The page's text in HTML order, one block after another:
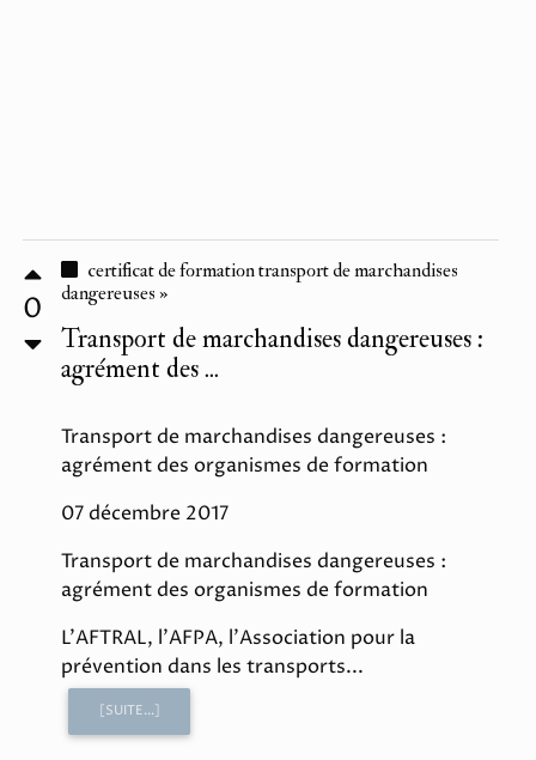
0
certificat de formation transport de marchandises
dangereuses »
Transport de marchandises dangereuses :
agrément des ...
Transport de marchandises dangereuses :
agrément des organismes de formation
07 décembre 2017
Transport de marchandises dangereuses :
agrément des organismes de formation
L'AFTRAL, l'AFPA, l'Association pour la
prévention dans les transports...
[SUITE...]